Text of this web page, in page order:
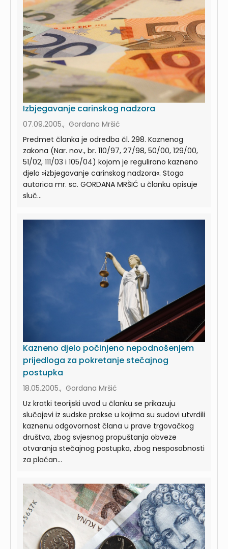
Izbjegavanje carinskog nadzora
07.09.2005., Gordana Mršić
Predmet članka je odredba čl. 298. Kaznenog
zakona (Nar. nov., br. 110/97, 27/98, 50/00, 129/00,
51/02, 111/03 i 105/04) kojom je regulirano kazneno
djelo »izbjegavanje carinskog nadzora«. Stoga
autorica mr. sc. GORDANA MRŠIĆ u članku opisuje
sluč...
Kazneno djelo počinjeno nepodnošenjem
prijedloga za pokretanje stečajnog
postupka
18.05.2005., Gordana Mršić
Uz kratki teorijski uvod u članku se prikazuju
slučajevi iz sudske prakse u kojima su sudovi utvrdili
kaznenu odgovornost člana u prave trgovačkog
društva, zbog svjesnog propuštanja obveze
otvaranja stečajnog postupka, zbog nesposobnosti
za plaćan...